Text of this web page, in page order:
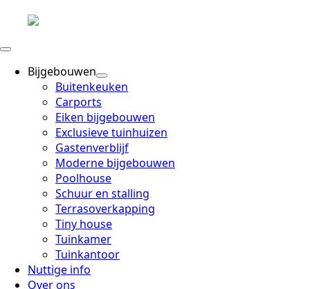
Bijgebouwen
Buitenkeuken
Carports
Eiken bijgebouwen
Exclusieve tuinhuizen
Gastenverblijf
Moderne bijgebouwen
Poolhouse
Schuur en stalling
Terrasoverkapping
Tiny house
Tuinkamer
Tuinkantoor
Nuttige info
Over ons